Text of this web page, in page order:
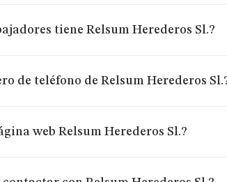
tiene Relsum Herederos Sl.?
de teléfono de Relsum Herederos
web Relsum Herederos Sl.?